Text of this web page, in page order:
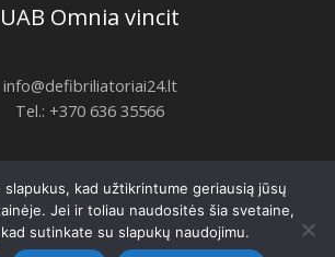
UAB Omnia vincit
info@defibriliatoriai24.lt
Tel.: +370 636 35566
© 2026 | defibriliatoriai24.lt
slapukus, kad užtikrintume geriausią jūsų
Jei ir toliau naudositės šia svetaine,
sutinkate su slapukų naudojimu.